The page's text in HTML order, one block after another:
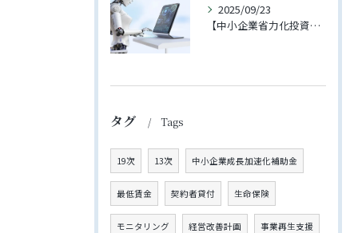
2025/09/23
【中小企業省力化投資補助金（一般型）】4回の公募が開始されました【2025年11月下旬締切予定】
タグ Tags
19次 13次 中小企業成長加速化補助金
最低賃金 契約者貸付 生命保険
モニタリング 経営改善計画 事業再生支援